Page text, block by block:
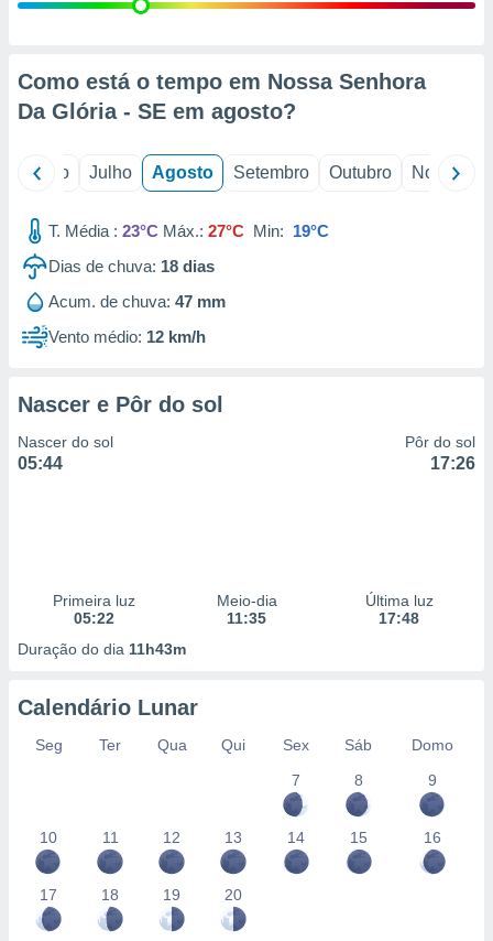
estudos
1199
Como está o tempo em Nossa Senhora
Da Glória - SE em agosto?
Junho Julho Agosto Setembro Outubro Novembro
T. Média : 23°C Máx.: 27°C Min: 19°C
Dias de chuva: 18 dias
Acum. de chuva: 47 mm
Vento médio: 12 km/h
Nascer e Pôr do sol
Nascer do sol
05:44
Pôr do sol
17:26
Primeira luz
05:22
Meio-dia
11:35
Última luz
17:48
Duração do dia 11h43m
Calendário Lunar
Seg Ter Qua Qui Sex Sáb
Domo
7
8 9
10 11 12 13 14 15 16
17 18 19 20